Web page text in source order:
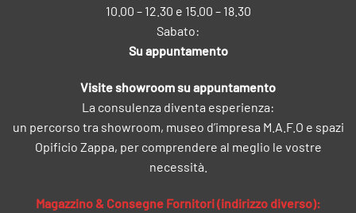
10.00 – 12.30 e 15.00 – 18.30
Sabato:
Su appuntamento
Visite showroom su appuntamento
La consulenza diventa esperienza:
un percorso tra showroom, museo d’impresa M.A.F.O e spazi
Opificio Zappa, per comprendere al meglio le vostre
necessità.
Magazzino & Consegne Fornitori (indirizzo diverso):